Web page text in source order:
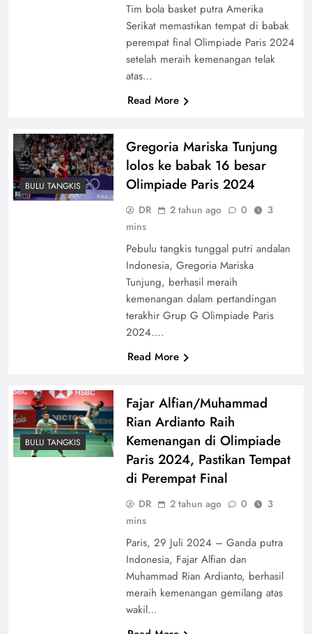
Tim bola basket putra Amerika
Serikat memastikan tempat di babak
perempat final Olimpiade Paris 2024
setelah meraih kemenangan telak
atas…
Read More
BULU TANGKIS
Gregoria Mariska Tunjung
lolos ke babak 16 besar
Olimpiade Paris 2024
DR 2 tahun ago 0
3
mins
Pebulu tangkis tunggal putri andalan
Indonesia, Gregoria Mariska
Tunjung, berhasil meraih
kemenangan dalam pertandingan
terakhir Grup G Olimpiade Paris
2024….
Read More
BULU TANGKIS
Fajar Alfian/Muhammad
Rian Ardianto Raih
Kemenangan di Olimpiade
Paris 2024, Pastikan Tempat
di Perempat Final
DR 2 tahun ago 0
3
mins
Paris, 29 Juli 2024 – Ganda putra
Indonesia, Fajar Alfian dan
Muhammad Rian Ardianto, berhasil
meraih kemenangan gemilang atas
wakil…